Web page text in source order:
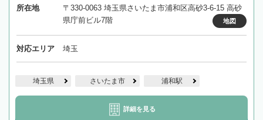
所在地
〒330-0063 埼玉県さいたま市浦和区高砂3-6-15 高砂
県庁前ビル7階
地図
対応エリア 埼玉
埼玉県 さいたま市 浦和駅
詳細を見る